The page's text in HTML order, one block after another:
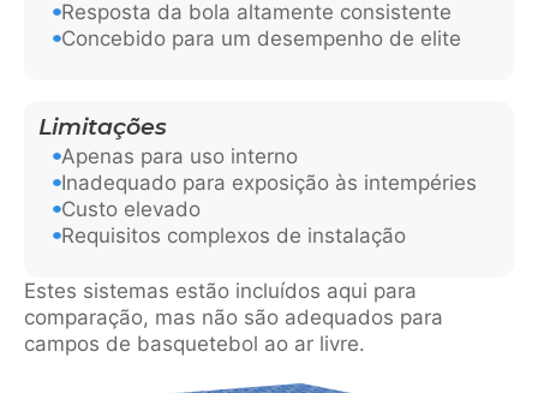
Resposta da bola altamente consistente
Concebido para um desempenho de elite
Limitações
Apenas para uso interno
Inadequado para exposição às intempéries
Custo elevado
Requisitos complexos de instalação
Estes sistemas estão incluídos aqui para
comparação, mas não são adequados para
campos de basquetebol ao ar livre.